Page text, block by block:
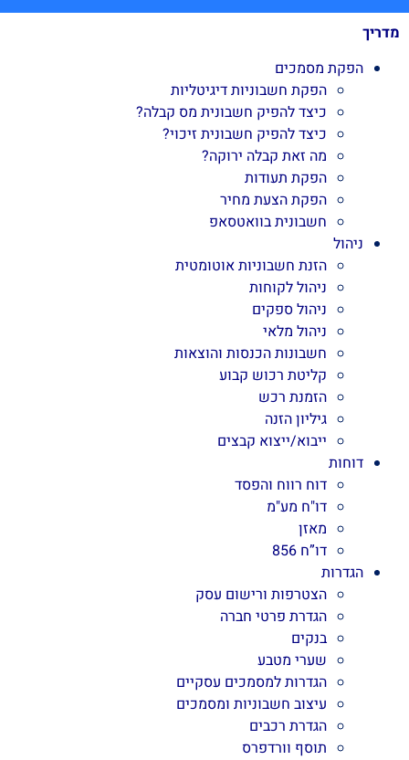
מדריך
הפקת מסמכים
הפקת חשבוניות דיגיטליות
כיצד להפיק חשבונית מס קבלה?
כיצד להפיק חשבונית זיכוי?
מה זאת קבלה ירוקה?
הפקת תעודות
הפקת הצעת מחיר
חשבונית בוואטסאפ
ניהול
הזנת חשבוניות אוטומטית
ניהול לקוחות
ניהול ספקים
ניהול מלאי
חשבונות הכנסות והוצאות
קליטת רכוש קבוע
הזמנת רכש
גיליון הזנה
ייבוא/ייצוא קבצים
דוחות
דוח רווח והפסד
דו"ח מע"מ
מאזן
דו”ח 856
הגדרות
הצטרפות ורישום עסק
הגדרת פרטי חברה
בנקים
שערי מטבע
הגדרות למסמכים עסקיים
עיצוב חשבוניות ומסמכים
הגדרת רכבים
תוסף וורדפרס